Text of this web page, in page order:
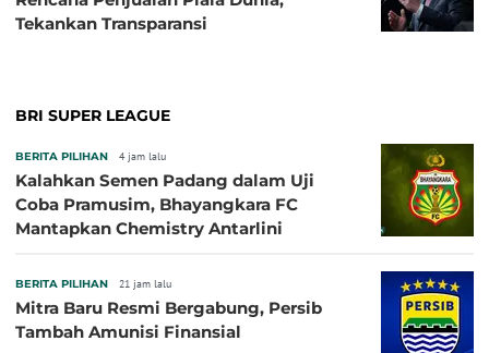
Tekankan Transparansi
BRI SUPER LEAGUE
BERITA PILIHAN 4 jam lalu
Kalahkan Semen Padang dalam Uji
Coba Pramusim, Bhayangkara FC
Mantapkan Chemistry Antarlini
BERITA PILIHAN 21 jam lalu
Mitra Baru Resmi Bergabung, Persib
Tambah Amunisi Finansial